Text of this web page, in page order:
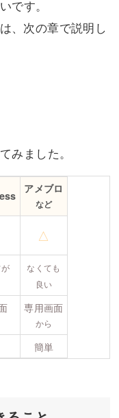
です。
、次の章で説明し
みました。
アメブロ
など
△
なくても
良い
専用画面
から
簡単